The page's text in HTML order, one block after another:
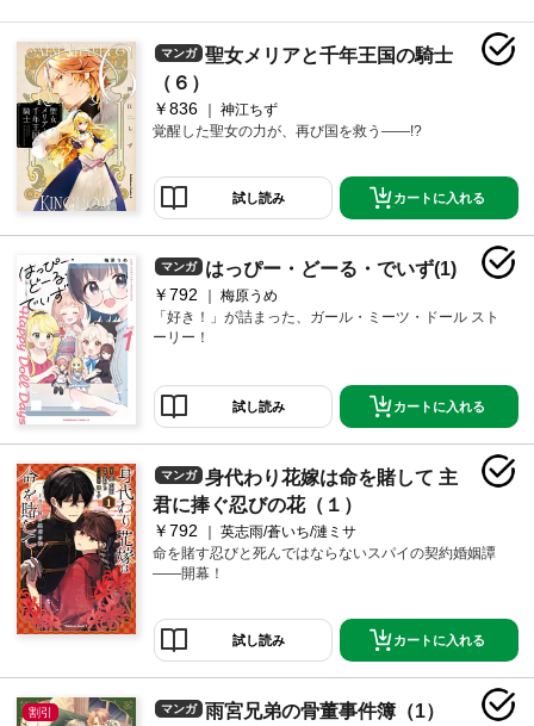
マンガ
聖女メリアと千年王国の騎士
（６）
￥836
神江ちず
覚醒した聖女の力が、再び国を救う――!?
試し読み カートに入れる
マンガ はっぴー・どーる・でいず(1)
￥792
梅原うめ
「好き！」が詰まった、ガール・ミーツ・ドール スト
ーリー！
試し読み カートに入れる
マンガ
身代わり花嫁は命を賭して 主
君に捧ぐ忍びの花（１）
￥792
英志雨/蒼いち/漣ミサ
命を賭す忍びと死んではならないスパイの契約婚姻譚
――開幕！
試し読み カートに入れる
割引 マンガ 雨宮兄弟の骨董事件簿（1）